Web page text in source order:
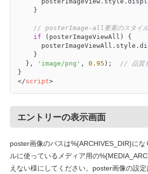
// posterImage-all要素のスタイル
if (posterImageViewAll) {
			posterImageViewAll.
style .
	},
'image/png' , 0.95 );
// 品質
</script>
エントリーの表示画面
poster画像のパスは%{ARCHIVES_DIR}にな
ルに使っているメディア用の
えない様にしてください。poster画像の設